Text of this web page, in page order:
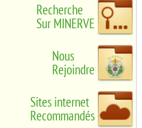
Recherche
Sur MINERVE
Nous
Rejoindre
Sites internet
Recommandés